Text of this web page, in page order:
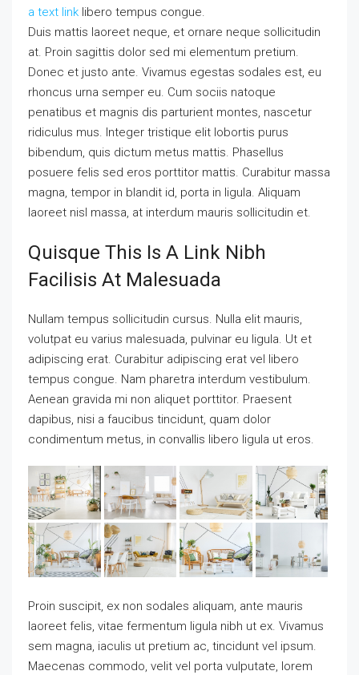
a text link libero tempus congue.
Duis mattis laoreet neque, et ornare neque sollicitudin
at. Proin sagittis dolor sed mi elementum pretium.
Donec et justo ante. Vivamus egestas sodales est, eu
rhoncus urna semper eu. Cum sociis natoque
penatibus et magnis dis parturient montes, nascetur
ridiculus mus. Integer tristique elit lobortis purus
bibendum, quis dictum metus mattis. Phasellus
posuere felis sed eros porttitor mattis. Curabitur massa
magna, tempor in blandit id, porta in ligula. Aliquam
laoreet nisl massa, at interdum mauris sollicitudin et.
Quisque This Is A Link Nibh
Facilisis At Malesuada
Nullam tempus sollicitudin cursus. Nulla elit mauris,
volutpat eu varius malesuada, pulvinar eu ligula. Ut et
adipiscing erat. Curabitur adipiscing erat vel libero
tempus congue. Nam pharetra interdum vestibulum.
Aenean gravida mi non aliquet porttitor. Praesent
dapibus, nisi a faucibus tincidunt, quam dolor
condimentum metus, in convallis libero ligula ut eros.
Proin suscipit, ex non sodales aliquam, ante mauris
laoreet felis, vitae fermentum ligula nibh ut ex. Vivamus
sem magna, iaculis ut pretium ac, tincidunt vel ipsum.
Maecenas commodo, velit vel porta vulputate, lorem